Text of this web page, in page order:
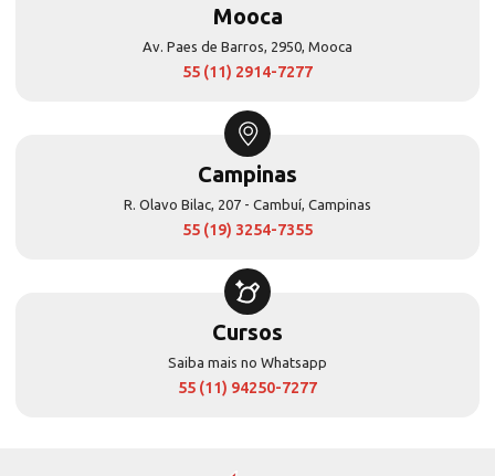
Mooca
Av. Paes de Barros, 2950, Mooca
55 (11) 2914-7277
Campinas
R. Olavo Bilac, 207 - Cambuí, Campinas
55 (19) 3254-7355
Cursos
Saiba mais no Whatsapp
55 (11) 94250-7277